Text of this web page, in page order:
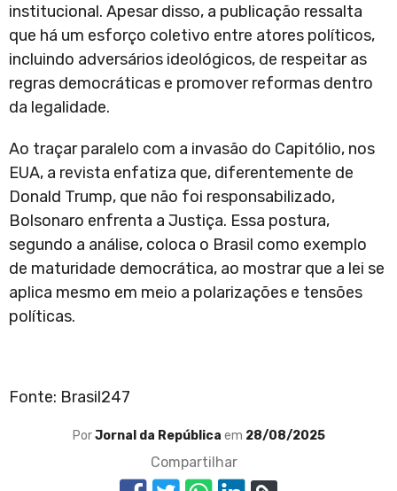
institucional. Apesar disso, a publicação ressalta
que há um esforço coletivo entre atores políticos,
incluindo adversários ideológicos, de respeitar as
regras democráticas e promover reformas dentro
da legalidade.
Ao traçar paralelo com a invasão do Capitólio, nos
EUA, a revista enfatiza que, diferentemente de
Donald Trump, que não foi responsabilizado,
Bolsonaro enfrenta a Justiça. Essa postura,
segundo a análise, coloca o Brasil como exemplo
de maturidade democrática, ao mostrar que a lei se
aplica mesmo em meio a polarizações e tensões
políticas.
Fonte: Brasil247
PorJornal da República em 28/08/2025
Compartilhar